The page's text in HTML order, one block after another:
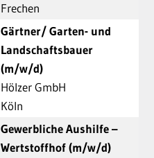
Frechen
Gärtner/ Garten- und
Landschaftsbauer
(m/w/d)
Hölzer GmbH
Köln
Gewerbliche Aushilfe –
Wertstoffhof (m/w/d)